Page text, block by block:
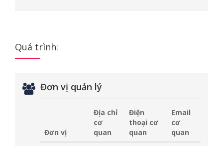
Quá trình:
Đơn vị quản lý
Đơn vị
Địa chỉ
cơ
quan
Điện
thoại cơ
quan
Email
cơ
quan